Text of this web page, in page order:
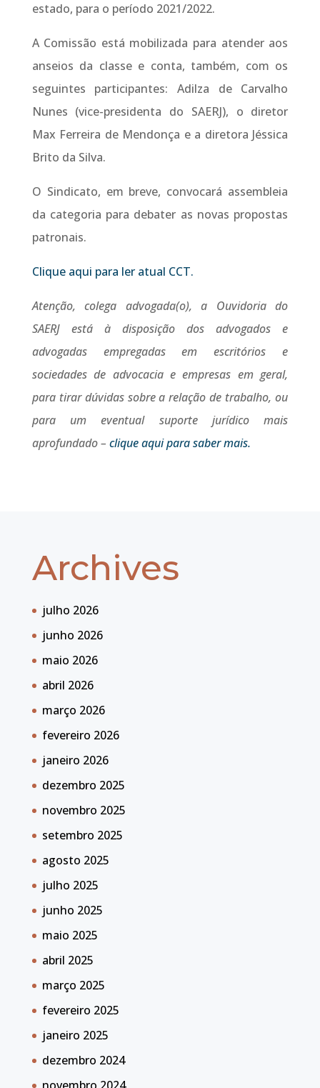
estado, para o período 2021/2022.
A Comissão está mobilizada para atender aos
anseios da classe e conta, também, com os
seguintes participantes: Adilza de Carvalho
Nunes (vice-presidenta do SAERJ), o diretor
Max Ferreira de Mendonça e a diretora Jéssica
Brito da Silva.
O Sindicato, em breve, convocará assembleia
da categoria para debater as novas propostas
patronais.
Clique aqui para ler atual CCT.
Atenção, colega advogada(o), a Ouvidoria do
SAERJ está à disposição dos advogados e
advogadas empregadas em escritórios e
sociedades de advocacia e empresas em geral,
para tirar dúvidas sobre a relação de trabalho, ou
para um eventual suporte jurídico mais
aprofundado – clique aqui para saber mais.
Archives
julho 2026
junho 2026
maio 2026
abril 2026
março 2026
fevereiro 2026
janeiro 2026
dezembro 2025
novembro 2025
setembro 2025
agosto 2025
julho 2025
junho 2025
maio 2025
abril 2025
março 2025
fevereiro 2025
janeiro 2025
dezembro 2024